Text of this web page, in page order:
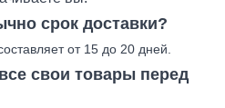
срок доставки?
от 15 до 20 дней.
свои товары перед